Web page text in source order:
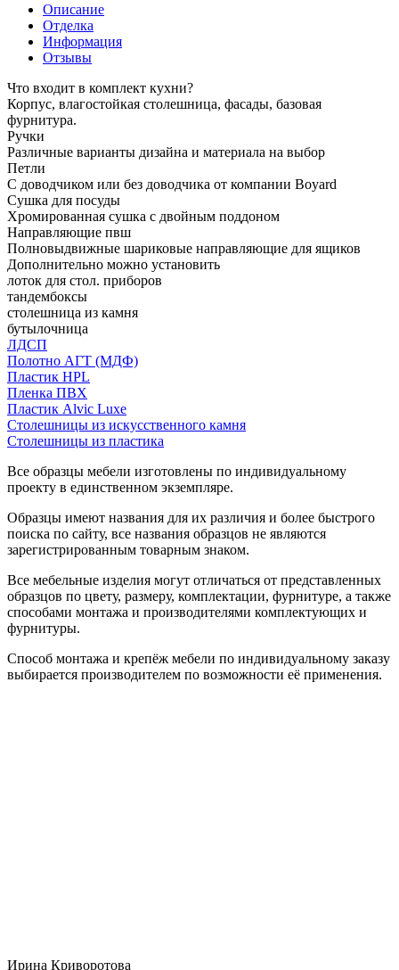
Описание
Отделка
Информация
Отзывы
Что входит в комплект кухни?
Корпус, влагостойкая столешница, фасады, базовая
фурнитура.
Ручки
Различные варианты дизайна и материала на выбор
Петли
С доводчиком или без доводчика от компании Boyard
Сушка для посуды
Хромированная сушка с двойным поддоном
Направляющие пвш
Полновыдвижные шариковые направляющие для ящиков
Дополнительно можно установить
лоток для стол. приборов
тандембоксы
столешница из камня
бутылочница
ЛДСП
Полотно АГТ (МДФ)
Пластик HPL
Пленка ПВХ
Пластик Alvic Luxe
Столешницы из искусственного камня
Столешницы из пластика
Все образцы мебели изготовлены по индивидуальному
проекту в единственном экземпляре.
Образцы имеют названия для их различия и более быстрого
поиска по сайту, все названия образцов не являются
зарегистрированным товарным знаком.
Все мебельные изделия могут отличаться от представленных
образцов по цвету, размеру, комплектации, фурнитуре, а также
способами монтажа и производителями комплектующих и
фурнитуры.
Способ монтажа и крепёж мебели по индивидуальному заказу
выбирается производителем по возможности её применения.
Ирина Криворотова